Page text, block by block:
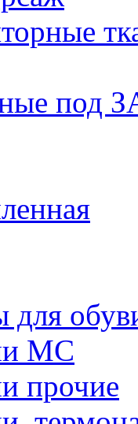
под
для
МС
прочие